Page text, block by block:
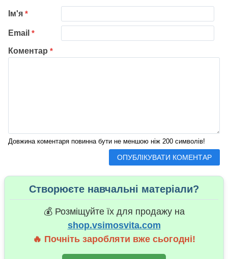
Коментар *
Довжина коментаря повинна бути не меншою ніж 200 символів!
Ім'я *
Email *
Створюєте навчальні матеріали?
💰 Розміщуйте їх для продажу на
shop.vsimosvita.com
🔥 Почніть заробляти вже сьогодні!